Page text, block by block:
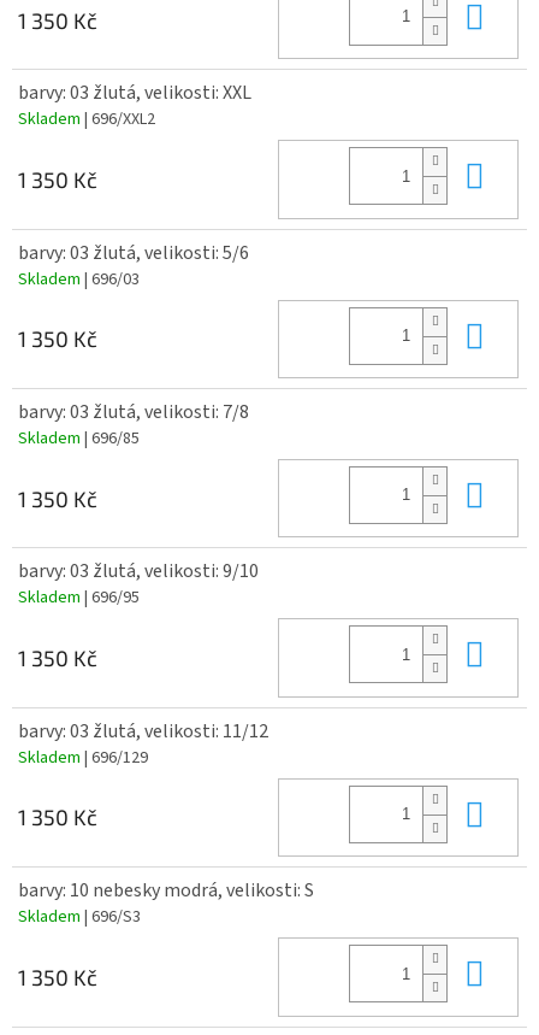
1 350 Kč
barvy: 03 žlutá, velikosti: XXL
Skladem | 696/XXL2
1 350 Kč
barvy: 03 žlutá, velikosti: 5/6
Skladem | 696/03
1 350 Kč
barvy: 03 žlutá, velikosti: 7/8
Skladem | 696/85
1 350 Kč
barvy: 03 žlutá, velikosti: 9/10
Skladem | 696/95
1 350 Kč
barvy: 03 žlutá, velikosti: 11/12
Skladem | 696/129
1 350 Kč
barvy: 10 nebesky modrá, velikosti: S
Skladem | 696/S3
1 350 Kč